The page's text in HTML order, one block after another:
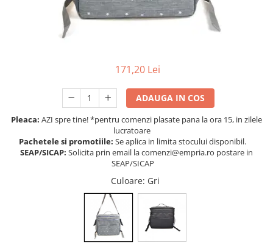
Accesorii auto copii
Palarii protectie UV
Accesorii plaja
Puericultura mare
Carucioare si scaune auto
Tarcuri copii / bebelusi
Ingrijire bebe si mama
171,20 Lei
ADAUGA IN COS
Pleaca: AZI spre tine! *pentru comenzi plasate pana la ora 15, in zilele
lucratoare
Pachetele si promotiile: Se aplica in limita stocului disponibil.
SEAP/SICAP: Solicita prin email la comenzi@empria.ro postare in
SEAP/SICAP
Culoare: Gri